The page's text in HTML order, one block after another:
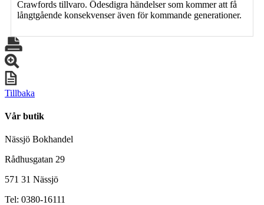
Crawfords tillvaro. Ödesdigra händelser som kommer att få
långtgående konsekvenser även för kommande generationer.
Tillbaka
Vår butik
Nässjö Bokhandel
Rådhusgatan 29
571 31 Nässjö
Tel: 0380-16111